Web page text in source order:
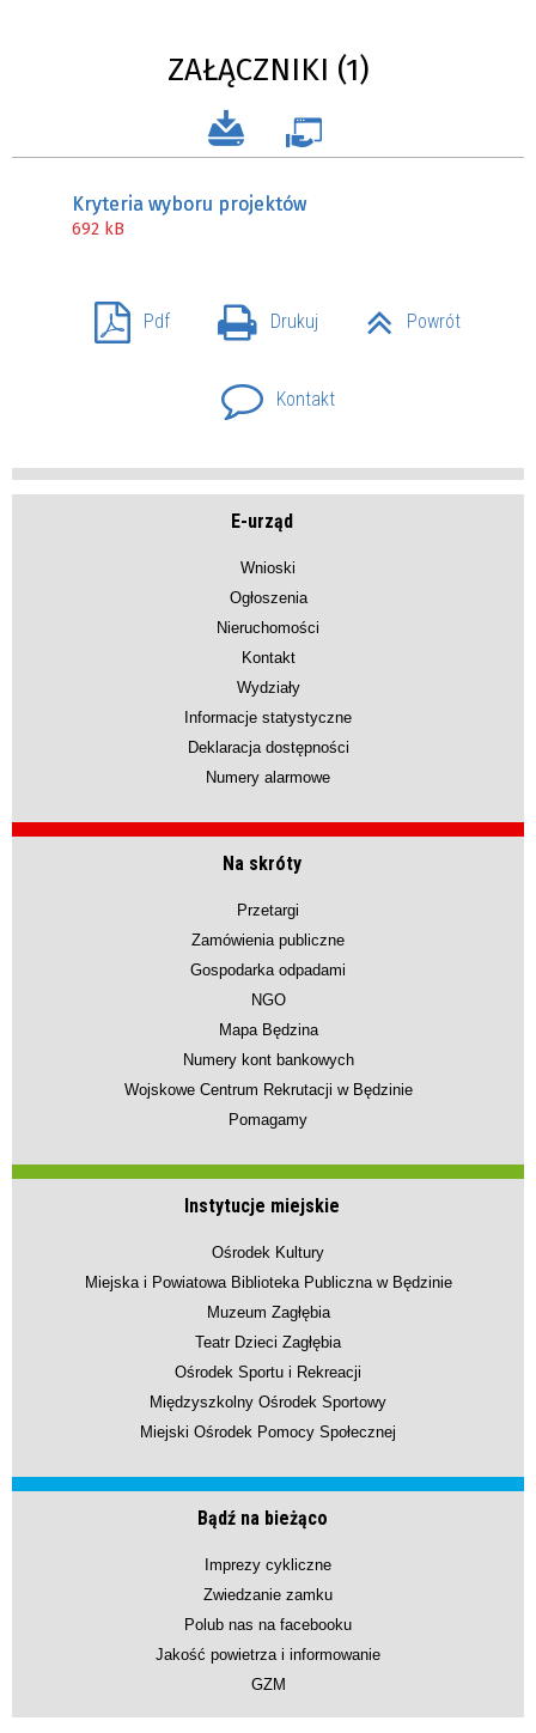
ZAŁĄCZNIKI (1)
Kryteria wyboru projektów
692 kB
Pdf Drukuj Powrót
Kontakt
E-urząd
Wnioski
Ogłoszenia
Nieruchomości
Kontakt
Wydziały
Informacje statystyczne
Deklaracja dostępności
Numery alarmowe
Na skróty
Przetargi
Zamówienia publiczne
Gospodarka odpadami
NGO
Mapa Będzina
Numery kont bankowych
Wojskowe Centrum Rekrutacji w Będzinie
Pomagamy
Instytucje miejskie
Ośrodek Kultury
Miejska i Powiatowa Biblioteka Publiczna w Będzinie
Muzeum Zagłębia
Teatr Dzieci Zagłębia
Ośrodek Sportu i Rekreacji
Międzyszkolny Ośrodek Sportowy
Miejski Ośrodek Pomocy Społecznej
Bądź na bieżąco
Imprezy cykliczne
Zwiedzanie zamku
Polub nas na facebooku
Jakość powietrza i informowanie
GZM